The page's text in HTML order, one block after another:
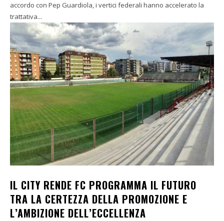
accordo con Pep Guardiola, i vertici federali hanno accelerato la
trattativa...
IL CITY RENDE FC PROGRAMMA IL FUTURO
TRA LA CERTEZZA DELLA PROMOZIONE E
L’AMBIZIONE DELL’ECCELLENZA